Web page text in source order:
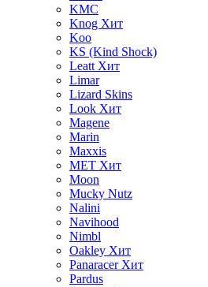
KMC
Knog Хит
Koo
KS (Kind Shock)
Leatt Хит
Limar
Lizard Skins
Look Хит
Magene
Marin
Maxxis
MET Хит
Moon
Mucky Nutz
Nalini
Navihood
Nimbl
Oakley Хит
Panaracer Хит
Pardus